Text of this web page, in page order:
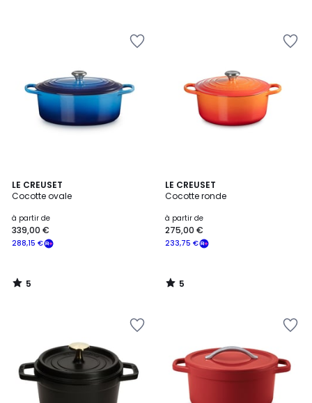
LE CREUSET
Cocotte ovale
à partir de
288,15 €
339,00 €
5
/
5
/
LE CREUSET
Cocotte ronde
à partir de
233,75 €
275,00 €
5
/
5
/